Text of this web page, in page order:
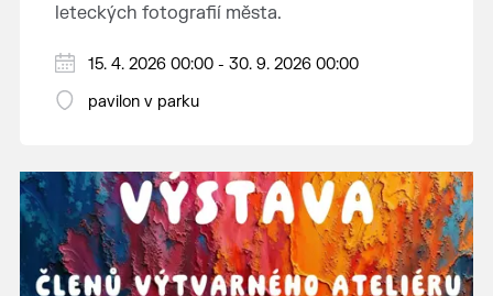
leteckých fotografií města.
15. 4. 2026 00:00 - 30. 9. 2026 00:00
pavilon v parku